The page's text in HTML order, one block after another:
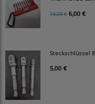
10,00 € 6,00 €
Steckschlüssel
5,00 €